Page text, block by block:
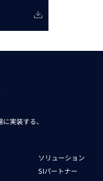
実装する、
ソリューション
SIパートナー